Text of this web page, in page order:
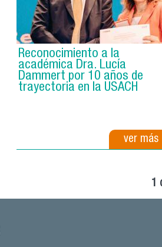
Reconocimiento a la
académica Dra. Lucía
Dammert por 10 años de
trayectoria en la USACH
ver más
1